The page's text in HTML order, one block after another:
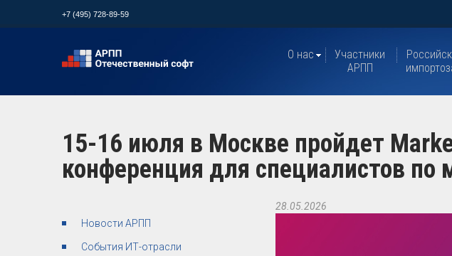
+7 (495) 728-89-59
О нас
Участники
АРПП
15-16 июля в Москве пройдет
конференция для специалистов по
Новости АРПП
События ИТ-отрасли
28.05.2026